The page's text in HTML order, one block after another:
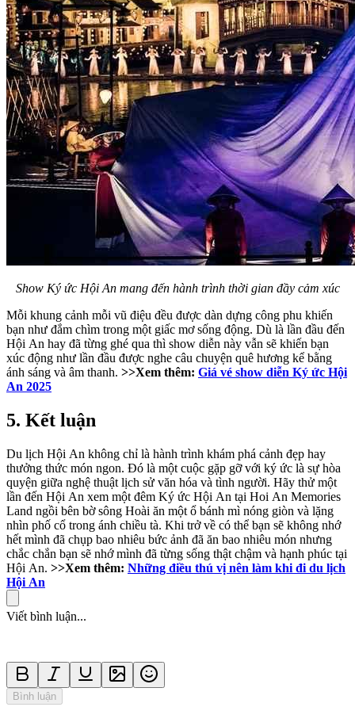
Show Ký ức Hội An mang đến hành trình thời gian đầy cảm xúc
Mỗi khung cảnh mỗi vũ điệu đều được dàn dựng công phu khiến
bạn như đắm chìm trong một giấc mơ sống động. Dù là lần đầu đến
Hội An hay đã từng ghé qua thì show diễn này vẫn sẽ khiến bạn
xúc động như lần đầu được nghe câu chuyện quê hương kể bằng
ánh sáng và âm thanh. >>Xem thêm: Giá vé show diễn Ký ức Hội
An 2025
5. Kết luận
Du lịch Hội An không chỉ là hành trình khám phá cảnh đẹp hay
thưởng thức món ngon. Đó là một cuộc gặp gỡ với ký ức là sự hòa
quyện giữa nghệ thuật lịch sử văn hóa và tình người. Hãy thử một
lần đến Hội An xem một đêm Ký ức Hội An tại Hoi An Memories
Land ngồi bên bờ sông Hoài ăn một ổ bánh mì nóng giòn và lặng
nhìn phố cổ trong ánh chiều tà. Khi trở về có thể bạn sẽ không nhớ
hết mình đã chụp bao nhiêu bức ảnh đã ăn bao nhiêu món nhưng
chắc chắn bạn sẽ nhớ mình đã từng sống thật chậm và hạnh phúc tại
Hội An. >>Xem thêm: Những điều thú vị nên làm khi đi du lịch
Hội An
Viết bình luận...
Bình luận